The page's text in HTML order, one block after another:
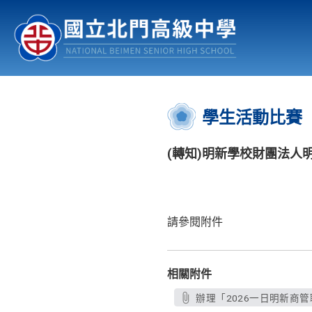
認識北中 行事曆
:::
學生活動比賽
(轉知)明新學校財團法人
請參閱附件
相關附件
辦理「2026一日明新商